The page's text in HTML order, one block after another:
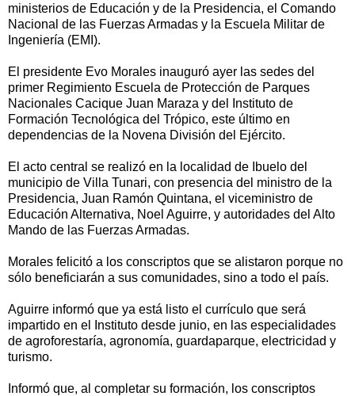
ministerios de Educación y de la Presidencia, el Comando
Nacional de las Fuerzas Armadas y la Escuela Militar de
Ingeniería (EMI).
El presidente Evo Morales inauguró ayer las sedes del
primer Regimiento Escuela de Protección de Parques
Nacionales Cacique Juan Maraza y del Instituto de
Formación Tecnológica del Trópico, este último en
dependencias de la Novena División del Ejército.
El acto central se realizó en la localidad de Ibuelo del
municipio de Villa Tunari, con presencia del ministro de la
Presidencia, Juan Ramón Quintana, el viceministro de
Educación Alternativa, Noel Aguirre, y autoridades del Alto
Mando de las Fuerzas Armadas.
Morales felicitó a los conscriptos que se alistaron porque no
sólo beneficiarán a sus comunidades, sino a todo el país.
Aguirre informó que ya está listo el currículo que será
impartido en el Instituto desde junio, en las especialidades
de agroforestaría, agronomía, guardaparque, electricidad y
turismo.
Informó que, al completar su formación, los conscriptos